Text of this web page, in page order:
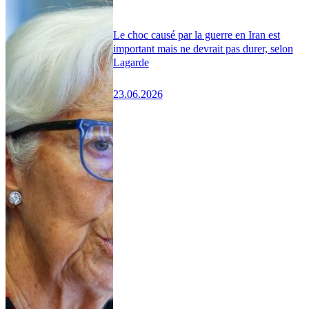
Le choc causé par la guerre en Iran est
important mais ne devrait pas durer, selon
Lagarde
23.06.2026